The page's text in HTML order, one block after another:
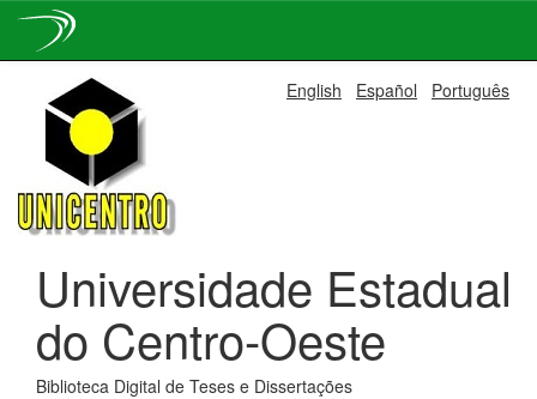
navigation
English Español Português
Universidade Estadual
do Centro-Oeste
Biblioteca Digital de Teses e Dissertações